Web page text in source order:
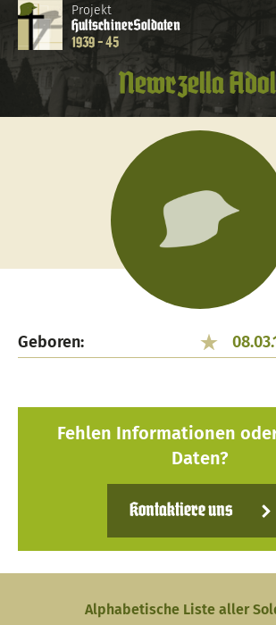
Projekt
HultschinerSoldaten
1939 - 45
Newrzella
Geboren:
Fehlen Informationen
Daten?
Kontaktiere uns
Alphabetische Liste aller